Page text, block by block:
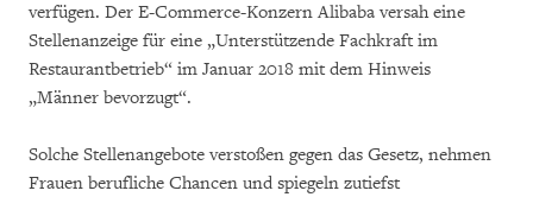
verfügen. Der E-Commerce-Konzern Alibaba versah eine
Stellenanzeige für eine „Unterstützende Fachkraft im
Restaurantbetrieb“ im Januar 2018 mit dem Hinweis
„Männer bevorzugt“.
Solche Stellenangebote verstoßen gegen das Gesetz, nehmen
Frauen berufliche Chancen und spiegeln zutiefst